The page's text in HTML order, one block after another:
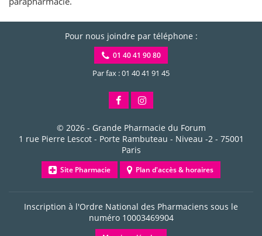
Pour nous joindre par téléphone :
01 40 41 90 80
Par fax : 01 40 41 91 45
© 2026 - Grande Pharmacie du Forum
1 rue Pierre Lescot - Porte Rambuteau - Niveau -2- 75001
Paris
Site Pharmacie Plan d'accès & horaires
Inscription à l'Ordre National des Pharmaciens sous le
numéro 10003469904